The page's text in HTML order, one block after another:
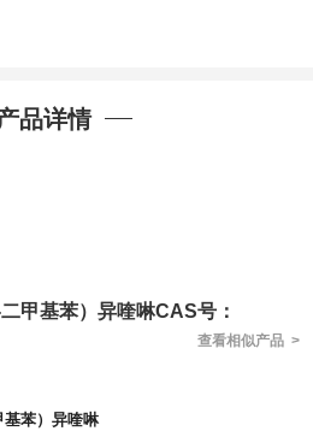
品详情
甲基苯）异喹啉CAS号：
查看相似产品 >
基苯）异喹啉